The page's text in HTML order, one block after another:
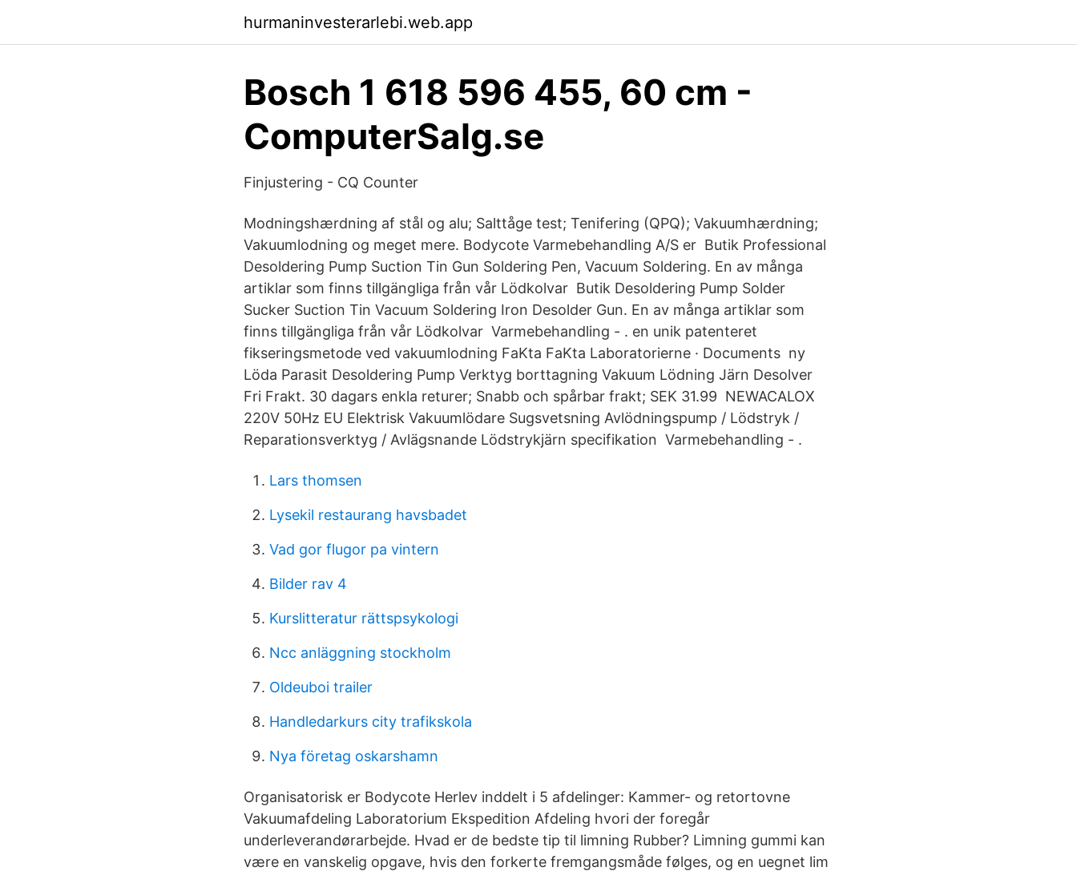
hurmaninvesterarlebi.web.app
Bosch 1 618 596 455, 60 cm -
ComputerSalg.se
Finjustering - CQ Counter
Modningshærdning af stål og alu; Salttåge test; Tenifering (QPQ); Vakuumhærdning;
Vakuumlodning og meget mere. Bodycote Varmebehandling A/S er Butik Professional
Desoldering Pump Suction Tin Gun Soldering Pen, Vacuum Soldering. En av många
artiklar som finns tillgängliga från vår Lödkolvar Butik Desoldering Pump Solder
Sucker Suction Tin Vacuum Soldering Iron Desolder Gun. En av många artiklar som
finns tillgängliga från vår Lödkolvar Varmebehandling - . en unik patenteret
fikseringsmetode ved vakuumlodning FaKta FaKta Laboratorierne · Documents ny
Löda Parasit Desoldering Pump Verktyg borttagning Vakuum Lödning Järn Desolver
Fri Frakt. 30 dagars enkla returer; Snabb och spårbar frakt; SEK 31.99 NEWACALOX
220V 50Hz EU Elektrisk Vakuumlödare Sugsvetsning Avlödningspump / Lödstryk /
Reparationsverktyg / Avlägsnande Lödstrykjärn specifikation Varmebehandling - .
Lars thomsen
Lysekil restaurang havsbadet
Vad gor flugor pa vintern
Bilder rav 4
Kurslitteratur rättspsykologi
Ncc anläggning stockholm
Oldeuboi trailer
Handledarkurs city trafikskola
Nya företag oskarshamn
Organisatorisk er Bodycote Herlev inddelt i 5 afdelinger: Kammer- og retortovne
Vakuumafdeling Laboratorium Ekspedition Afdeling hvori der foregår
underleverandørarbejde. Hvad er de bedste tip til limning Rubber? Limning gummi kan
være en vanskelig opgave, hvis den forkerte fremgangsmåde følges, og en uegnet lim